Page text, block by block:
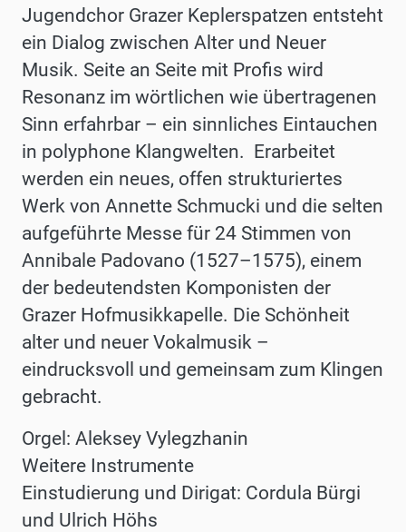
Jugendchor Grazer Keplerspatzen entsteht
ein Dialog zwischen Alter und Neuer
Musik. Seite an Seite mit Profis wird
Resonanz im wörtlichen wie übertragenen
Sinn erfahrbar – ein sinnliches Eintauchen
in polyphone Klangwelten. Erarbeitet
werden ein neues, offen strukturiertes
Werk von Annette Schmucki und die selten
aufgeführte Messe für 24 Stimmen von
Annibale Padovano (1527–1575), einem
der bedeutendsten Komponisten der
Grazer Hofmusikkapelle. Die Schönheit
alter und neuer Vokalmusik –
eindrucksvoll und gemeinsam zum Klingen
gebracht.
Orgel: Aleksey Vylegzhanin
Weitere Instrumente
Einstudierung und Dirigat: Cordula Bürgi
und Ulrich Höhs